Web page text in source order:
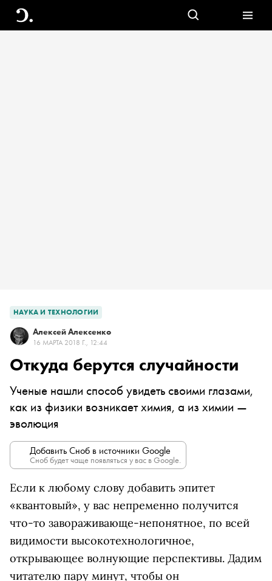
НАУКА И ТЕХНОЛОГИИ
Алексей Алексенко
16 МАРТА 2018 Г., 12:44
Откуда берутся случайности
Ученые нашли способ увидеть своими глазами,
как из физики возникает химия, а из химии —
эволюция
Добавить Сноб в источники Google
Сноб будет чаще появляться у вас в Google.
Если к любому слову добавить эпитет
«квантовый», у вас непременно получится
что-то завораживающе-непонятное, по всей
видимости высокотехнологичное,
открывающее волнующие перспективы. Дадим
читателю пару минут, чтобы он